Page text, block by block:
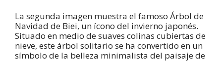
La segunda imagen muestra el famoso Árbol de
Navidad de Biei, un ícono del invierno japonés.
Situado en medio de suaves colinas cubiertas de
nieve, este árbol solitario se ha convertido en un
símbolo de la belleza minimalista del paisaje de